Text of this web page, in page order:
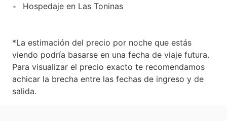
Hospedaje en Las Toninas
*La estimación del precio por noche que estás
viendo podría basarse en una fecha de viaje futura.
Para visualizar el precio exacto te recomendamos
achicar la brecha entre las fechas de ingreso y de
salida.